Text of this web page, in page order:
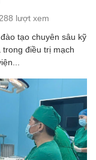
288 lượt xem
tạo chuyên sâu kỹ
điều trị mạch